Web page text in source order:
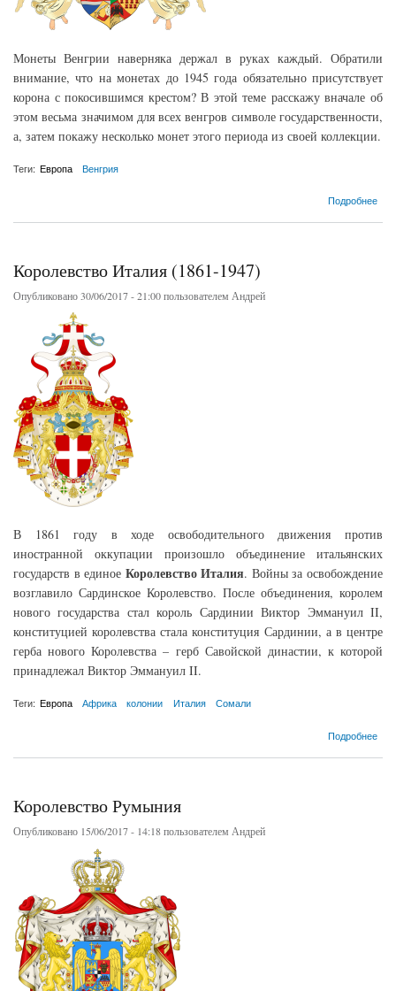
Монеты Венгрии наверняка держал в руках каждый. Обратили
внимание, что на монетах до 1945 года обязательно присутствует
корона с покосившимся крестом? В этой теме расскажу вначале об
этом весьма значимом для всех венгров символе государственности,
а, затем покажу несколько монет этого периода из своей коллекции.
Теги: Европа Венгрия
Подробнее
Королевство Италия (1861-1947)
Опубликовано 30/06/2017 - 21:00 пользователем Андрей
В 1861 году в ходе освободительного движения против
иностранной оккупации произошло объединение итальянских
государств в единое Королевство Италия. Войны за освобождение
возглавило Сардинское Королевство. После объединения, королем
нового государства стал король Сардинии Виктор Эммануил II,
конституцией королевства стала конституция Сардинии, а в центре
герба нового Королевства – герб Савойской династии, к которой
принадлежал Виктор Эммануил II.
Теги: Европа Африка колонии Италия Сомали
Подробнее
Королевство Румыния
Опубликовано 15/06/2017 - 14:18 пользователем Андрей